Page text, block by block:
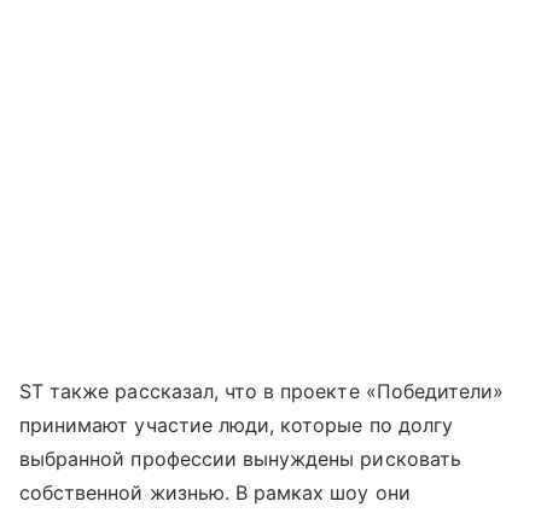
ST также рассказал, что в проекте «Победители»
принимают участие люди, которые по долгу
выбранной профессии вынуждены рисковать
собственной жизнью. В рамках шоу они